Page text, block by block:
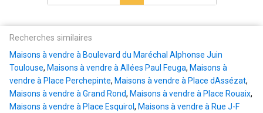
Recherches similaires
Maisons à vendre à Boulevard du Maréchal Alphonse Juin
Toulouse, Maisons à vendre à Allées Paul Feuga, Maisons à
vendre à Place Perchepinte, Maisons à vendre à Place dAssézat,
Maisons à vendre à Grand Rond, Maisons à vendre à Place Rouaix,
Maisons à vendre à Place Esquirol , Maisons à vendre à Rue J-F